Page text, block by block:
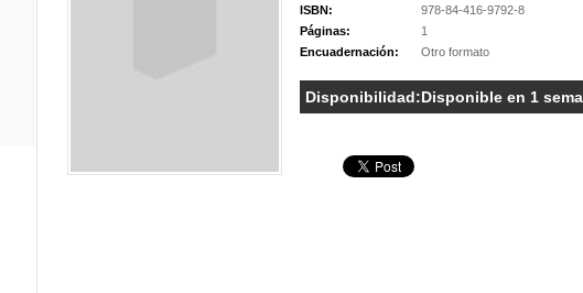
ISBN:
978-84-416-9792-8
Páginas:
1
Encuadernación:
Otro formato
Disponibilidad:Disponible en 1